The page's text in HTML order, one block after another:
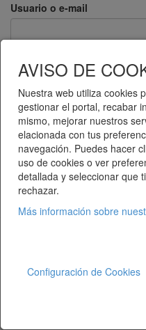
Usuario o e-mail
Recuérdame
Entrar
¿Ha olvidado su contraseña?
Telematel S.L.
AVISO DE
Nuestra web utiliza cookies
gestionar el portal, recabar
mismo, mejorar nuestros
elacionada con tus
navegación. Puedes hacer
uso de cookies o ver
detallada y seleccionar que
rechazar.
Más información sobre
Configuración de Cookies